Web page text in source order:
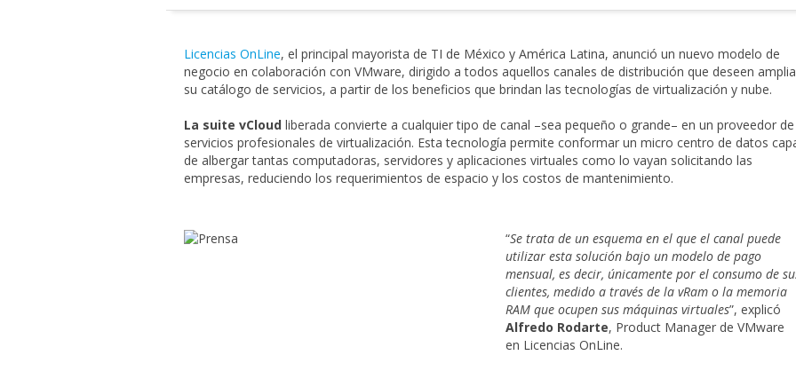
Licencias OnLine, el principal mayorista de TI de México y América Latina, anunció un nuevo modelo de
negocio en colaboración con VMware, dirigido a todos aquellos canales de distribución que deseen
su catálogo de servicios, a partir de los beneficios que brindan las tecnologías de virtualización y nube.
La suite vCloud liberada convierte a cualquier tipo de canal –sea pequeño o grande– en un proveedor de
servicios profesionales de virtualización. Esta tecnología permite conformar un micro centro de datos
de albergar tantas computadoras, servidores y aplicaciones virtuales como lo vayan solicitando las
empresas, reduciendo los requerimientos de espacio y los costos de mantenimiento.
“Se trata de un esquema en el que el canal puede
utilizar esta solución bajo un modelo de pago
mensual, es decir, únicamente por el consumo de
clientes, medido a través de la vRam o la memoria
RAM que ocupen sus máquinas virtuales”, explicó
Alfredo Rodarte, Product Manager de VMware
en Licencias OnLine.